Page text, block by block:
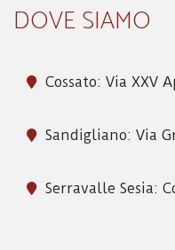
DOVE SIAMO
Cossato: Via XXV
Sandigliano: Via
Serravalle Sesia: